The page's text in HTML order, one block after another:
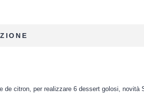
de citron, per realizzare 6 dessert golosi, novità